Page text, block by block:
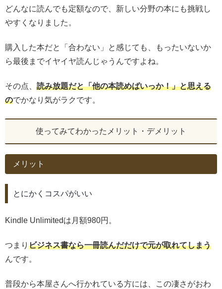
どんなに読んでも定額なので、新しい分野の本にも挑戦し
やすくなりました。
購入した本だと「合わない」と感じても、もったいないか
ら最後までイヤイヤ読んじゃうんですよね。
その点、 読み放題だと「他の本読めばいっか！」と思える
のでかなり気がラクです。
使ってみてわかったメリット・デメリット
メリット
とにかくコスパがいい
Kindle Unlimitedは月額980円。
つまり ビジネス書なら一冊読んだだけで元が取れてしまう
んです。
普段から本屋さんへ行かれている方には、この凄さがおわ